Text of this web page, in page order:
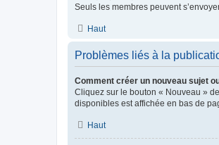
Seuls les membres peuvent
Haut
Problèmes liés à la
Comment créer un nouveau sujet
Cliquez sur le bouton « Nouveau »
disponibles est affichée en bas de
Haut